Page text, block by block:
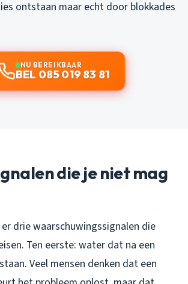
ontstaan maar echt door blokkades
NU BEREIKBAAR
BEL 085 019 83 81
die je niet mag
drie waarschuwingssignalen die
Ten eerste: water dat na een
Veel mensen denken dat een